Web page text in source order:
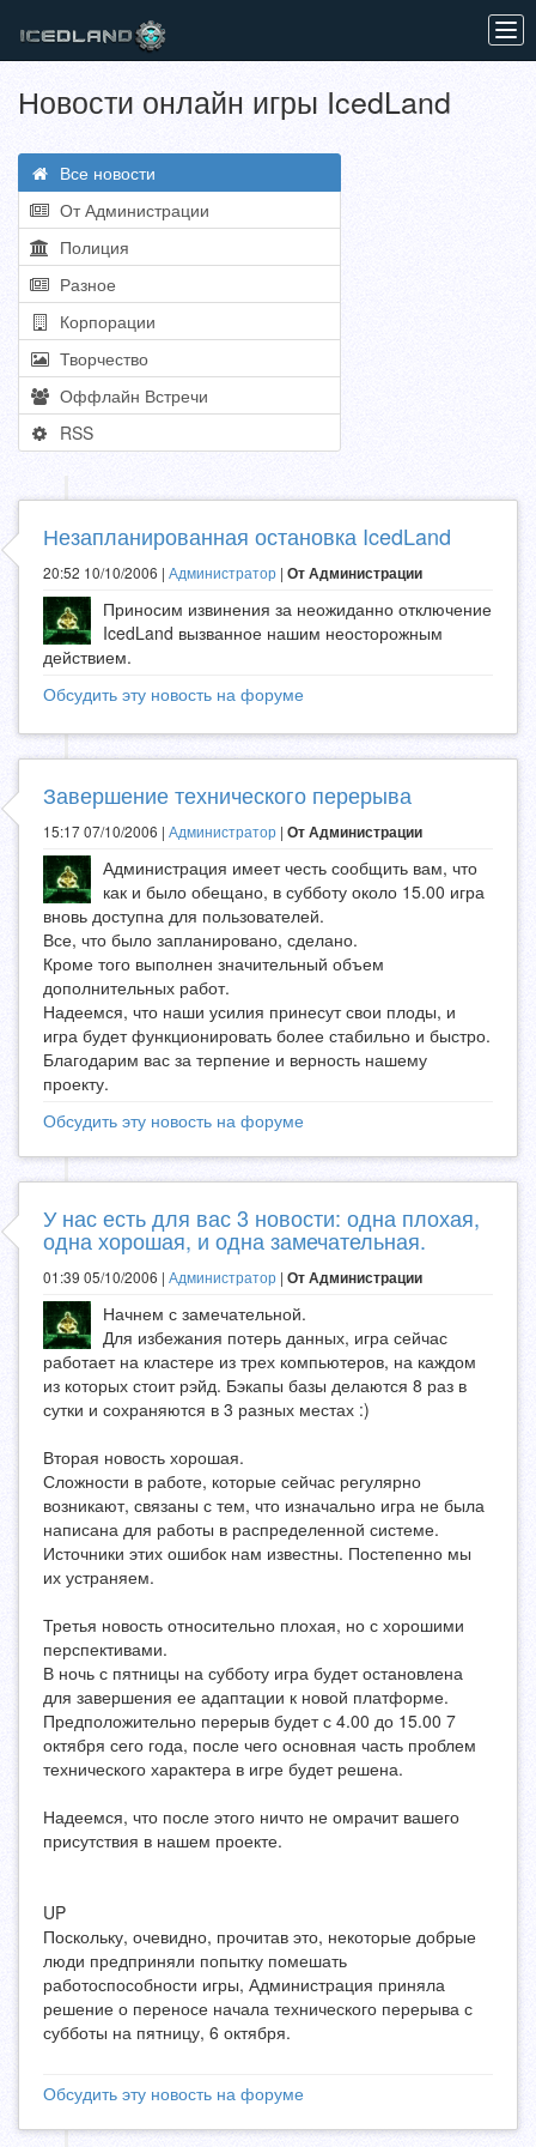
Новости онлайн игры IcedLand
Все новости
От Администрации
Полиция
Разное
Корпорации
Творчество
Оффлайн Встречи
RSS
Незапланированная остановка IcedLand
20:52 10/10/2006 | Администратор | От Администрации
Приносим извинения за неожиданно отключение
IcedLand вызванное нашим неосторожным
действием.
Обсудить эту новость на форуме
Завершение технического перерыва
15:17 07/10/2006 | Администратор | От Администрации
Администрация имеет честь сообщить вам, что
как и было обещано, в субботу около 15.00 игра
вновь доступна для пользователей.
Все, что было запланировано, сделано.
Кроме того выполнен значительный объем
дополнительных работ.
Надеемся, что наши усилия принесут свои плоды, и
игра будет функционировать более стабильно и быстро.
Благодарим вас за терпение и верность нашему
проекту.
Обсудить эту новость на форуме
У нас есть для вас 3 новости: одна плохая,
одна хорошая, и одна замечательная.
01:39 05/10/2006 | Администратор | От Администрации
Начнем с замечательной.
Для избежания потерь данных, игра сейчас
работает на кластере из трех компьютеров, на каждом
из которых стоит рэйд. Бэкапы базы делаются 8 раз в
сутки и сохраняются в 3 разных местах :)
Вторая новость хорошая.
Сложности в работе, которые сейчас регулярно
возникают, связаны с тем, что изначально игра не была
написана для работы в распределенной системе.
Источники этих ошибок нам известны. Постепенно мы
их устраняем.
Третья новость относительно плохая, но с хорошими
перспективами.
В ночь с пятницы на субботу игра будет остановлена
для завершения ее адаптации к новой платформе.
Предположительно перерыв будет с 4.00 до 15.00 7
октября сего года, после чего основная часть проблем
технического характера в игре будет решена.
Надеемся, что после этого ничто не омрачит вашего
присутствия в нашем проекте.
UP
Поскольку, очевидно, прочитав это, некоторые добрые
люди предприняли попытку помешать
работоспособности игры, Администрация приняла
решение о переносе начала технического перерыва с
субботы на пятницу, 6 октября.
Обсудить эту новость на форуме